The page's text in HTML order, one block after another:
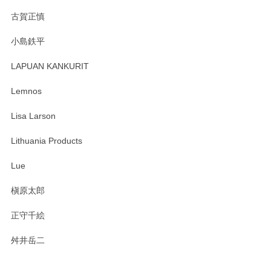
す。 素敵な湯呑みでとても気に入りました。 発送も早く、
たm(_)m
います。無事に届いたようで安心いたしまし
古賀正慎
小島鉄平
LAPUAN KANKURIT
Lemnos
Lisa Larson
Lithuania Products
Lue
槇原太郎
正守千絵
舛井岳二